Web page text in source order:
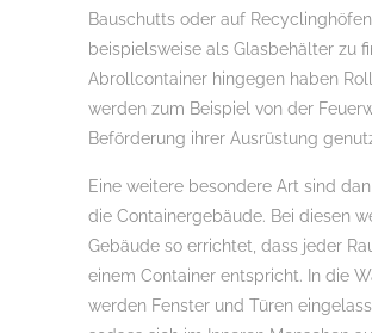
Bauschutts oder auf Recyclinghöfen
beispielsweise als Glasbehälter zu
Abrollcontainer hingegen haben
werden zum Beispiel von der
Beförderung ihrer Ausrüstung
Eine weitere besondere Art sind
die Containergebäude. Bei diesen
Gebäude so errichtet, dass jeder
einem Container entspricht. In die
werden Fenster und Türen